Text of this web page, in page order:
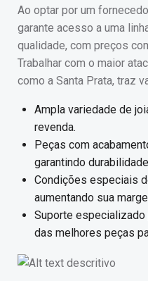
Ao optar por um
garante acesso a uma
qualidade, com preços
Trabalhar com o maior
como a Santa Prata, traz
Ampla variedade de
revenda.
Peças com
garantindo
Condições especiais
aumentando sua
Suporte especializado
das melhores peças